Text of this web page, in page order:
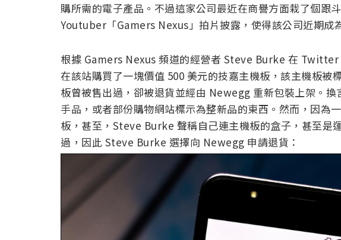
購所需的電子產品。不過這家公司最近在商譽方面栽了個跟
Youtuber「Gamers Nexus」拍片披露，使得該公司近期成
根據 Gamers Nexus 頻道的經營者 Steve Burke 在 Twitter
在該站購買了一塊價值 500 美元的技嘉主機板，該主機板
板曾被售出過，卻被退貨並經由 Newegg 重新包裝上架。
手品，或者部份購物網站標示為整新品的東西。然而，因為
板，甚至，Steve Burke 聲稱自己連主機板的盒子，甚至是
過，因此 Steve Burke 選擇向 Newegg 申請退貨：